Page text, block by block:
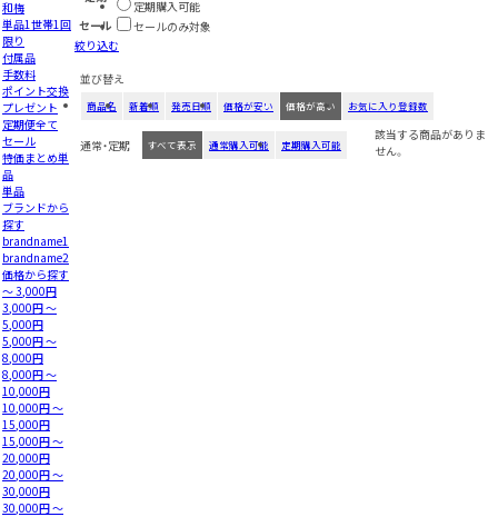
和梅
単品1世帯1回
限り
付属品
手数料
ポイント交換
プレゼント
定期便全て
セール
特価まとめ単
品
単品
ブランドから
探す
brandname1
brandname2
価格から探す
～ 3,000円
3,000円 ～
5,000円
5,000円 ～
8,000円
8,000円 ～
10,000円
10,000円 ～
15,000円
15,000円 ～
20,000円
20,000円 ～
30,000円
30,000円 ～
定期購入可能
セール
セールのみ対象
絞り込む
並び替え
商品名 新着順 発売日順 価格が安い 価格が高い お気に入り登録数
通常・定期 すべて表示 通常購入可能 定期購入可能
該当する商品がありま
せん。